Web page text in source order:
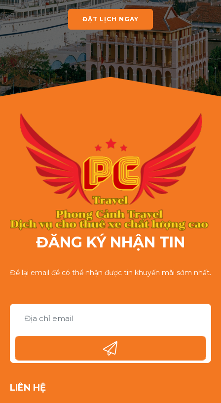
ĐẶT LỊCH NGAY
ĐĂNG KÝ NHẬN TIN
Để lại email để có thể nhận được tin khuyến mãi sớm nhất.
LIÊN HỆ